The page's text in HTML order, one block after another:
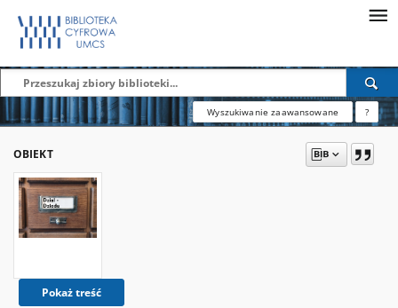
Wyszukiwanie zaawansowane ?
OBIEKT
Pokaż treść